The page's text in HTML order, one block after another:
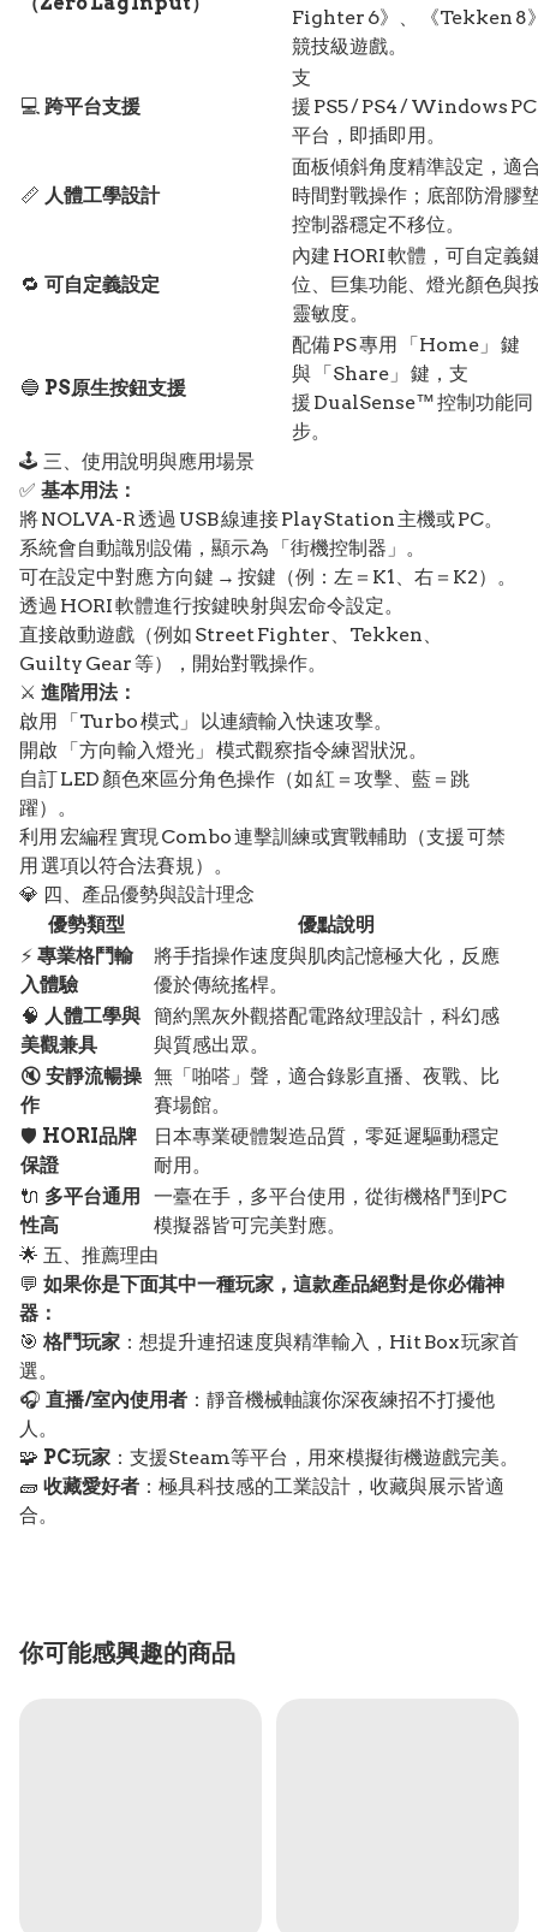
Fighter 6》、 《Tekken 8
競技級遊戲。
💻 跨平台支援
支
援 PS5 / PS4 / Windows PC
平台，即插即用。
📏 人體工學設計
面板傾斜角度精準設定，適
時間對戰操作；底部防滑膠
控制器穩定不移位。
🔁 可自定義設定
內建 HORI 軟體，可自定義
位、巨集功能、燈光顏色與
靈敏度。
🔵 PS原生按鈕支援
配備 PS 專用 「Home」 鍵
與 「Share」 鍵，支
援 DualSense™ 控制功能同
步。
🕹️ 三、使用說明與應用場景
✅ 基本用法：
將 NOLVA-R 透過 USB 線連接 PlayStation 主機或 PC。
系統會自動識別設備，顯示為 「街機控制器」。
可在設定中對應 方向鍵 → 按鍵（例：左＝K1、右＝K2）。
透過 HORI 軟體進行按鍵映射與宏命令設定。
直接啟動遊戲（例如 Street Fighter、Tekken、
Guilty Gear 等），開始對戰操作。
⚔️ 進階用法：
啟用 「Turbo 模式」 以連續輸入快速攻擊。
開啟 「方向輸入燈光」 模式觀察指令練習狀況。
自訂 LED 顏色來區分角色操作（如 紅＝攻擊、藍＝跳
躍）。
利用 宏編程 實現 Combo 連擊訓練或實戰輔助（支援 可禁
用 選項以符合法賽規）。
💎 四、產品優勢與設計理念
優勢類型
優點說明
⚡ 專業格鬥輸
入體驗
將手指操作速度與肌肉記憶極大化，反應
優於傳統搖桿。
🧠 人體工學與
美觀兼具
簡約黑灰外觀搭配電路紋理設計，科幻感
與質感出眾。
🔇 安靜流暢操
作
無「啪嗒」聲，適合錄影直播、夜戰、比
賽場館。
🛡️ HORI品牌
保證
日本專業硬體製造品質，零延遲驅動穩定
耐用。
🔌 多平台通用
性高
一臺在手，多平台使用，從街機格鬥到PC
模擬器皆可完美對應。
🌟 五、推薦理由
💬 如果你是下面其中一種玩家，這款產品絕對是你必備神
器：
🎯 格鬥玩家 ：想提升連招速度與精準輸入，Hit Box 玩家首
選。
🎧 直播/室內使用者 ：靜音機械軸讓你深夜練招不打擾他
人。
🧩 PC玩家 ：支援Steam等平台，用來模擬街機遊戲完美。
🧱 收藏愛好者 ：極具科技感的工業設計，收藏與展示皆適
合。
你可能感興趣的商品